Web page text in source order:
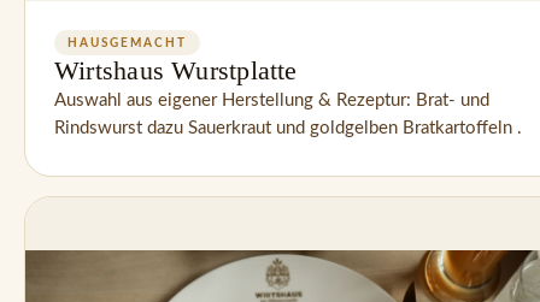
HAUSGEMACHT
Wirtshaus Wurstplatte
Auswahl aus eigener Herstellung & Rezeptur: Brat- und
Rindswurst dazu Sauerkraut und goldgelben Bratkartoffeln .